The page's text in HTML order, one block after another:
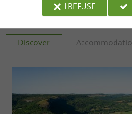
YOU WILL
Discover
I REFUSE